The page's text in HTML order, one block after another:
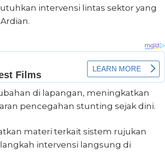
intervensi lintas sektor yang
di lapangan, meningkatkan
pencegahan stunting sejak dini.
materi terkait sistem rujukan
intervensi langsung di